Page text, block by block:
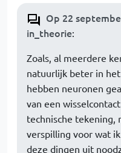
Op 22
in_theorie:
Zoals, al meerdere
natuurlijk beter in
hebben neuronen
van een
technische tekening,
verspilling voor wat
deze dingen uit